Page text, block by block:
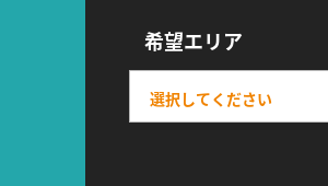
希望エリア